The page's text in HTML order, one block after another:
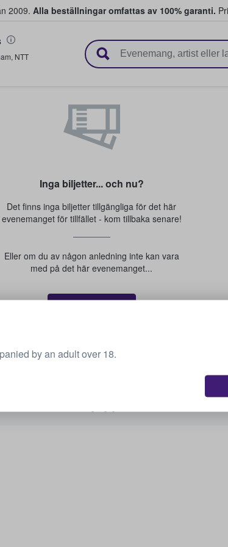
2009. Alla beställningar omfattas av 100% garanti.
, NTT
Inga biljetter... och nu?
Det finns inga biljetter tillgängliga för det här
evenemanget för tillfället - kom tillbaka senare!
Eller om du av någon anledning inte kan vara
med på det här evenemanget...
Se alla kommande evenemang
by an adult over 18.